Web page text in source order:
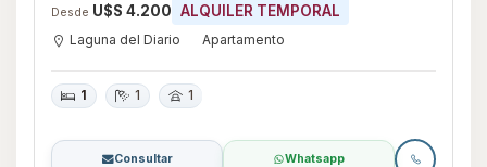
Desde U$S 4.200 ALQUILER TEMPORAL
Laguna del Diario Apartamento
1 1 1
Consultar Whatsapp